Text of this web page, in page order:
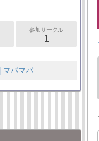
参加サークル
1
マパマパ